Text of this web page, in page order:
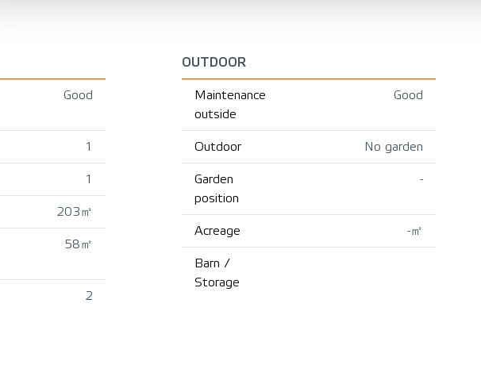
Good
1
1
203㎥
58㎡
2
OUTDOOR
Maintenance
outside
Good
Outdoor No garden
Garden
position
-
Acreage -㎡
Barn /
Storage